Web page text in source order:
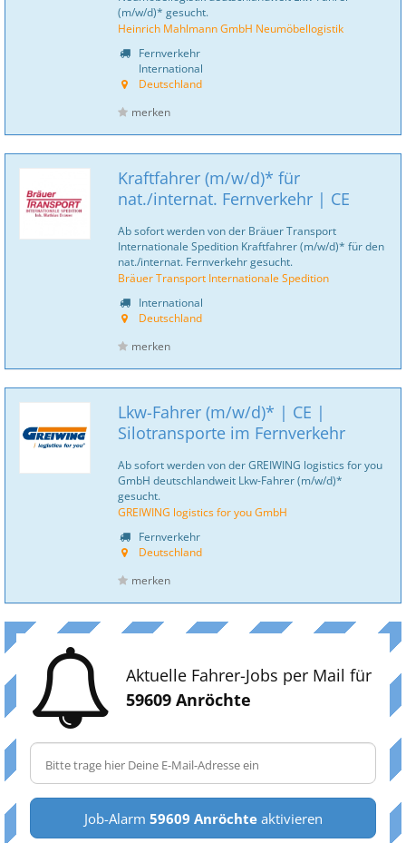
(m/w/d)* gesucht.
Heinrich Mahlmann GmbH Neumöbellogistik
Fernverkehr
International
Deutschland
merken
Kraftfahrer (m/w/d)* für
nat./internat. Fernverkehr | CE
Ab sofort werden von der Bräuer Transport
Internationale Spedition Kraftfahrer (m/w/d)* für den
nat./internat. Fernverkehr gesucht.
Bräuer Transport Internationale Spedition
International
Deutschland
merken
Lkw-Fahrer (m/w/d)* | CE |
Silotransporte im Fernverkehr
Ab sofort werden von der GREIWING logistics for you
GmbH deutschlandweit Lkw-Fahrer (m/w/d)*
gesucht.
GREIWING logistics for you GmbH
Fernverkehr
Deutschland
merken
Aktuelle Fahrer-Jobs per Mail für
59609 Anröchte
Job-Alarm 59609 Anröchteaktivieren